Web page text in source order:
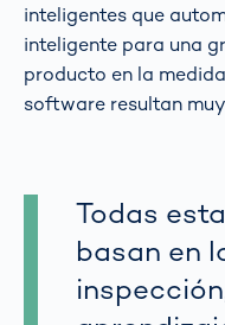
inteligentes que
inteligente para una
producto en la
software resultan
Todas
basan en